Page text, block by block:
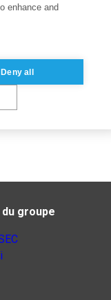
groupe
enhance and
Deny all